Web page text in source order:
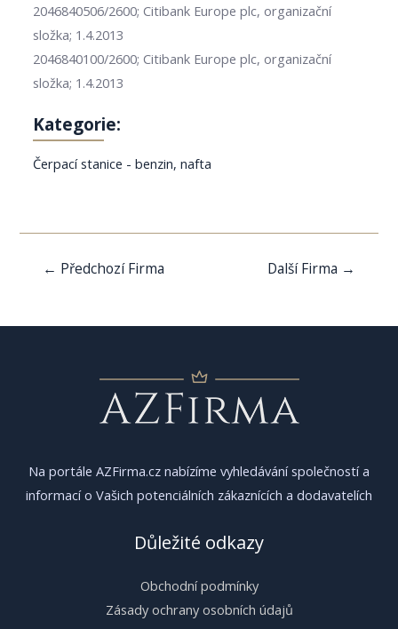
2046840506/2600; Citibank Europe plc, organizační
složka; 1.4.2013
2046840100/2600; Citibank Europe plc, organizační
složka; 1.4.2013
Kategorie:
Čerpací stanice - benzin, nafta
Navigace
← Předchozí Firma Další Firma →
Na portále AZFirma.cz nabízíme vyhledávání společností a
informací o Vašich potenciálních zákaznících a dodavatelích
Důležité odkazy
Obchodní podmínky
Zásady ochrany osobních údajů